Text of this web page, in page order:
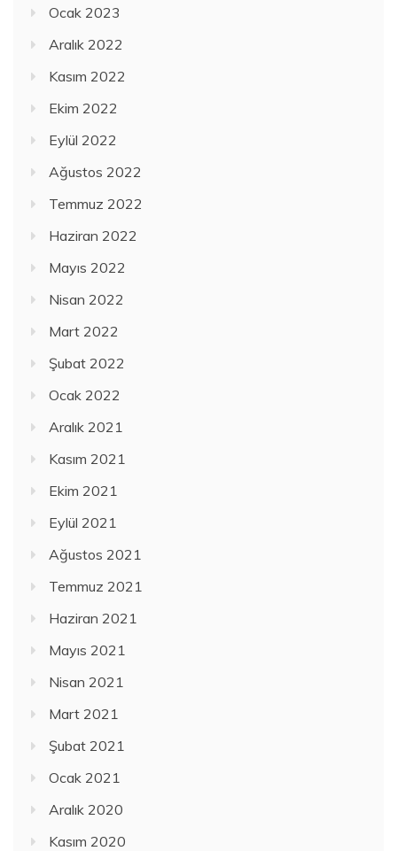
Ocak 2023
Aralık 2022
Kasım 2022
Ekim 2022
Eylül 2022
Ağustos 2022
Temmuz 2022
Haziran 2022
Mayıs 2022
Nisan 2022
Mart 2022
Şubat 2022
Ocak 2022
Aralık 2021
Kasım 2021
Ekim 2021
Eylül 2021
Ağustos 2021
Temmuz 2021
Haziran 2021
Mayıs 2021
Nisan 2021
Mart 2021
Şubat 2021
Ocak 2021
Aralık 2020
Kasım 2020